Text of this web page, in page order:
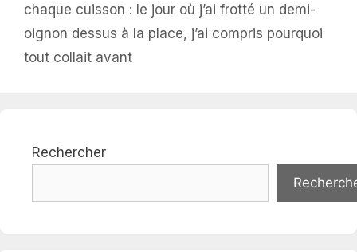
chaque cuisson : le jour où j’ai frotté un demi-
oignon dessus à la place, j’ai compris pourquoi
tout collait avant
Rechercher